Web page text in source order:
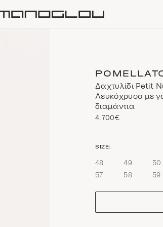
Δαχτυλίδι Petit
Λευκόχρυσο με
διαμάντια
4.700€
size
SIZE:
48 49 50
57
58 59